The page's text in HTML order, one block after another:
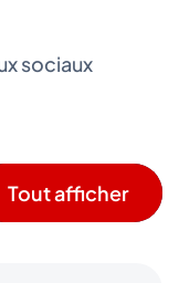
sociaux
Tout afficher